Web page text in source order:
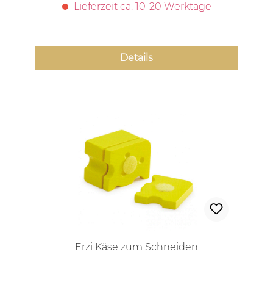
Lieferzeit ca. 10-20 Werktage
Details
Erzi Käse zum Schneiden